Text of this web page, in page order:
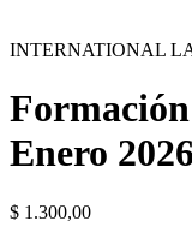
INTERNATIONAL
Enero 2026
$ 1.300,00